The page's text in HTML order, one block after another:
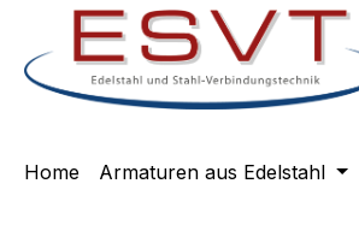
Hauptinhalt springen
Zur Suche springen
Zur Hauptnavigation springen
Home Armaturen aus Edelstahl